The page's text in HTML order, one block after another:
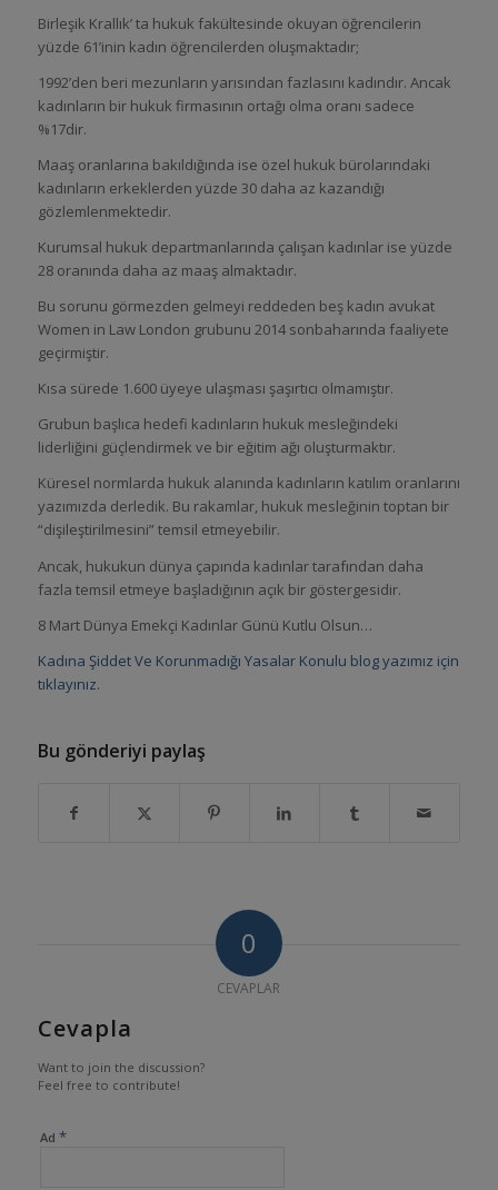
Birleşik Krallık’ ta hukuk fakültesinde okuyan öğrencilerin
yüzde 61’inin kadın öğrencilerden oluşmaktadır;
1992’den beri mezunların yarısından fazlasını kadındır. Ancak
kadınların bir hukuk firmasının ortağı olma oranı sadece
%17dir.
Maaş oranlarına bakıldığında ise özel hukuk bürolarındaki
kadınların erkeklerden yüzde 30 daha az kazandığı
gözlemlenmektedir.
Kurumsal hukuk departmanlarında çalışan kadınlar ise yüzde
28 oranında daha az maaş almaktadır.
Bu sorunu görmezden gelmeyi reddeden beş kadın avukat
Women in Law London grubunu 2014 sonbaharında faaliyete
geçirmiştir.
Kısa sürede 1.600 üyeye ulaşması şaşırtıcı olmamıştır.
Grubun başlıca hedefi kadınların hukuk mesleğindeki
liderliğini güçlendirmek ve bir eğitim ağı oluşturmaktır.
Küresel normlarda hukuk alanında kadınların katılım oranlarını
yazımızda derledik. Bu rakamlar, hukuk mesleğinin toptan bir
“dişileştirilmesini” temsil etmeyebilir.
Ancak, hukukun dünya çapında kadınlar tarafından daha
fazla temsil etmeye başladığının açık bir göstergesidir.
8 Mart Dünya Emekçi Kadınlar Günü Kutlu Olsun…
Kadına Şiddet Ve Korunmadığı Yasalar Konulu blog yazımız için
tıklayınız.
Bu gönderiyi paylaş
0
CEVAPLAR
Cevapla
Want to join the discussion?
Feel free to contribute!
Ad *